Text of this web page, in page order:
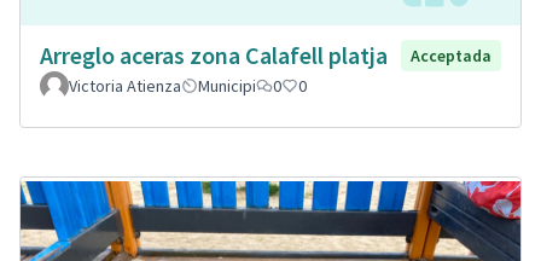
Arreglo aceras zona Calafell platja
Acceptada
Victoria Atienza
Municipi 0 0